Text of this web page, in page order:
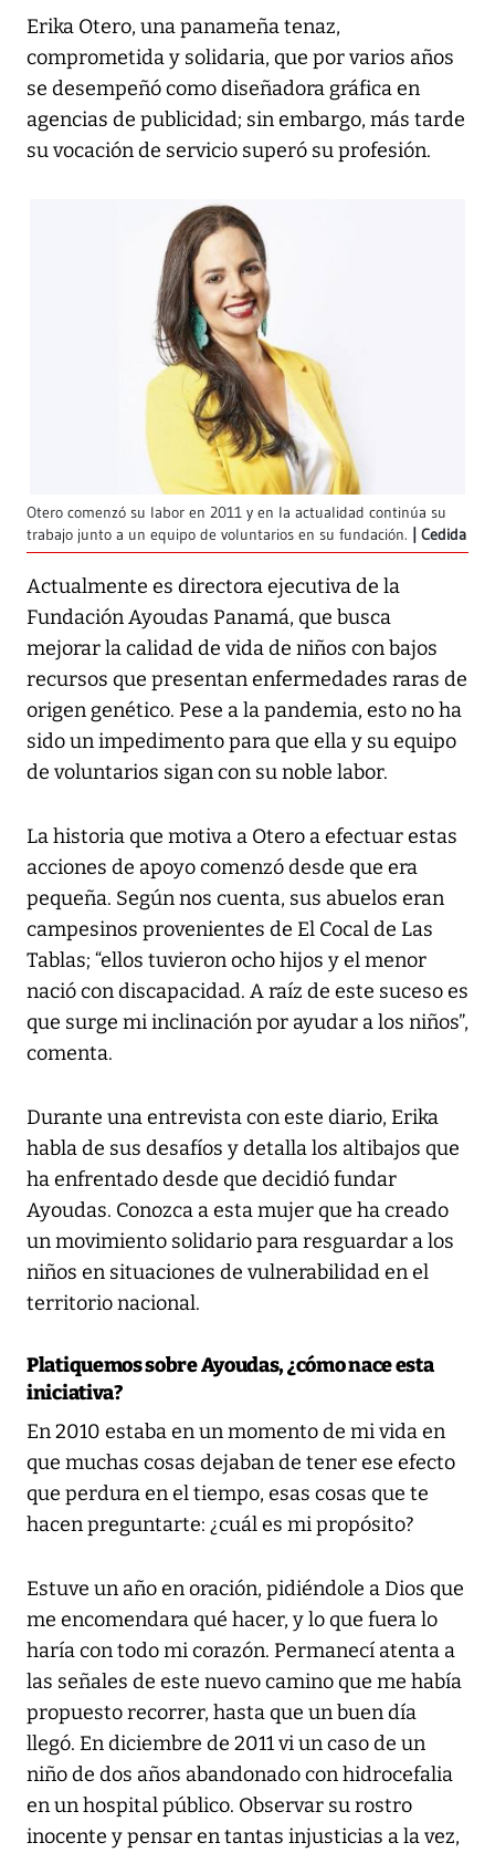
Erika Otero, una panameña tenaz,
comprometida y solidaria, que por varios años
se desempeñó como diseñadora gráfica en
agencias de publicidad; sin embargo, más tarde
su vocación de servicio superó su profesión.
Otero comenzó su labor en 2011 y en la actualidad continúa su
trabajo junto a un equipo de voluntarios en su fundación.
Cedida
Actualmente es directora ejecutiva de la
Fundación Ayoudas Panamá, que busca
mejorar la calidad de vida de niños con bajos
recursos que presentan enfermedades raras de
origen genético. Pese a la pandemia, esto no ha
sido un impedimento para que ella y su equipo
de voluntarios sigan con su noble labor.
La historia que motiva a Otero a efectuar estas
acciones de apoyo comenzó desde que era
pequeña. Según nos cuenta, sus abuelos eran
campesinos provenientes de El Cocal de Las
Tablas; “ellos tuvieron ocho hijos y el menor
nació con discapacidad. A raíz de este suceso es
que surge mi inclinación por ayudar a los niños”,
comenta.
Durante una entrevista con este diario, Erika
habla de sus desafíos y detalla los altibajos que
ha enfrentado desde que decidió fundar
Ayoudas. Conozca a esta mujer que ha creado
un movimiento solidario para resguardar a los
niños en situaciones de vulnerabilidad en el
territorio nacional.
Platiquemos sobre Ayoudas, ¿cómo nace esta
iniciativa?
En 2010 estaba en un momento de mi vida en
que muchas cosas dejaban de tener ese efecto
que perdura en el tiempo, esas cosas que te
hacen preguntarte: ¿cuál es mi propósito?
Estuve un año en oración, pidiéndole a Dios que
me encomendara qué hacer, y lo que fuera lo
haría con todo mi corazón. Permanecí atenta a
las señales de este nuevo camino que me había
propuesto recorrer, hasta que un buen día
llegó. En diciembre de 2011 vi un caso de un
niño de dos años abandonado con hidrocefalia
en un hospital público. Observar su rostro
inocente y pensar en tantas injusticias a la vez,